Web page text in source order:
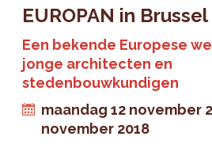
EUROPAN in Brussel
Een bekende Europese
jonge architecten en
stedenbouwkundigen
maandag 12 november
november 2018